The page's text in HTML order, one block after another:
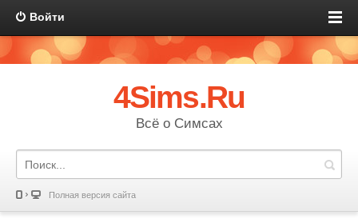
Войти
4Sims.Ru
Всё о Симсах
Полная версия сайта